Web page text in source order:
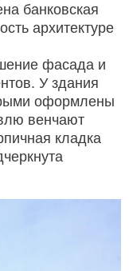
банковская
архитектуре
фасада и
У здания
оформлены
венчают
кладка